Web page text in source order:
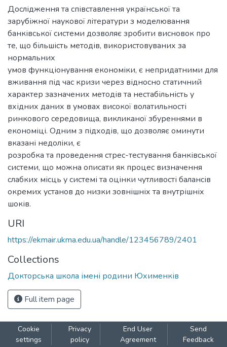
Дослідження та співставлення української та
зарубіжної наукової літератури з моделювання
банківської системи дозволяє зробити висновок про
те, що більшість методів, використовуваних за
нормальних
умов функціонування економіки, є непридатними для
вживання під час кризи через відносно статичний
характер зазначених методів та нестабільність у
вхідних даних в умовах високої волатильності
ринкового середовища, викликаної збуреннями в
економіці. Одним з підходів, що дозволяє оминути
вказані недоліки, є
розробка та проведення стрес-тестування банківської
системи, що можна описати як процес визначення
слабких місць у системі та оцінки чутливості балансів
окремих установ до низки зовнішніх та внутрішніх
шоків.
URI
https://ekmair.ukma.edu.ua/handle/123456789/2401
Collections
Докторська школа імені родини Юхименків
Full item page
Cookie
settings
Privacy
policy
End User
Agreement
Send
Feedback